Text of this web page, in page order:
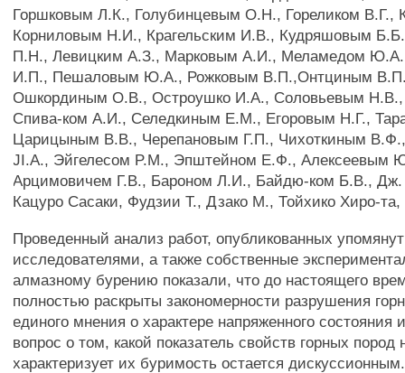
Горшковым Л.К., Голубинцевым О.Н., Гореликом В.Г.,
Корниловым Н.И., Крагельским И.В., Кудряшовым
П.Н., Левицким А.З., Марковым А.И., Меламедом
И.П., Пешаловым Ю.А., Рожковым В.П.,Онтциным
Ошкординым О.В., Остроушко И.А., Соловьевым
Спива-ком А.И., Селедкиным Е.М., Егоровым Н.Г.,
Царицыным В.В., Черепановым Г.П., Чихоткиным
JI.A., Эйгелесом P.M., Эпштейном Е.Ф., Алексеевым
Арцимовичем Г.В., Бароном Л.И., Байдю-ком Б.В., Дж.
Кацуро Сасаки, Фудзии Т., Дзако М., Тойхико Хиро-
Проведенный анализ работ, опубликованных
исследователями, а также собственные
алмазному бурению показали, что до настоящего
полностью раскрыты закономерности разрушения
единого мнения о характере напряженного
вопрос о том, какой показатель свойств горных пород
характеризует их буримость остается